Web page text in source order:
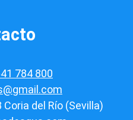
784 800
del Río (Sevilla)